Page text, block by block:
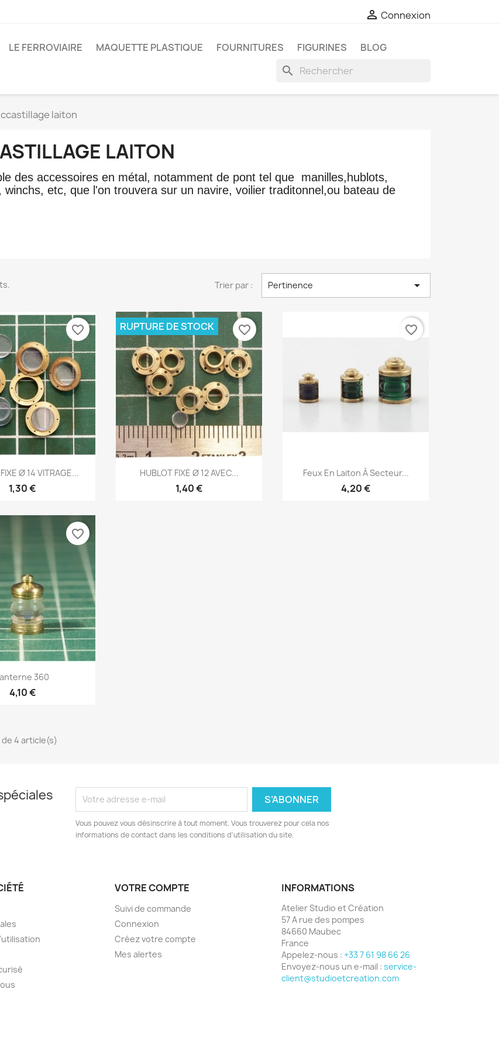
 Connexion
LE FERROVIAIRE MAQUETTE PLASTIQUE FOURNITURES FIGURINES BLOG
search
laiton
LAITON
des accessoires en métal, notamment de pont tel que manilles,hublots,
winchs, etc, que l'on trouvera sur un navire, voilier traditonnel,ou bateau de
Trier par : Pertinence 
rapide
Ø 14 VITRAGE...
1,30 €
favorite_border
Aperçu rapide
HUBLOT FIXE Ø 12 AVEC...
1,40 €
RUPTURE DE STOCK favorite_border
Aperçu rapide
Feux En Laiton À Secteur...
4,20 €
favorite_border
rapide
360
4,10 €
favorite_border
4 article(s)
Vous pouvez vous désinscrire à tout moment. Vous trouverez pour cela nos
informations de contact dans les conditions d'utilisation du site.
VOTRE COMPTE
Suivi de commande
Connexion
Créez votre compte
Mes alertes
INFORMATIONS
Atelier Studio et Création
57 A rue des pompes
84660 Maubec
France
Appelez-nous : +33 7 61 98 66 26
Envoyez-nous un e-mail : service-
client@studioetcreation.com